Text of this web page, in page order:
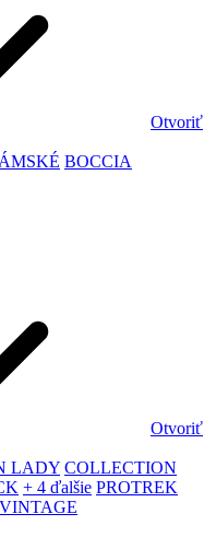
Otvoriť
BOCCIA
Otvoriť
LADY COLLECTION
+ 4 ďalšie PROTREK
VINTAGE